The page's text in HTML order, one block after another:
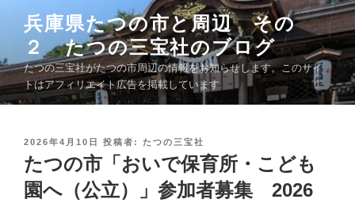
ン
ツ
へ
兵庫県たつの市と周辺 その
２ たつの三宝社のブログ
たつの三宝社がたつの市周辺の情報をお知らせします。このサイ
トはアフィリエイト広告を掲載しています
投
稿
日
:
2026年4月10日 投稿者: たつの三宝社
たつの市「おいで保育所・こども
園へ（公立）」参加者募集 2026